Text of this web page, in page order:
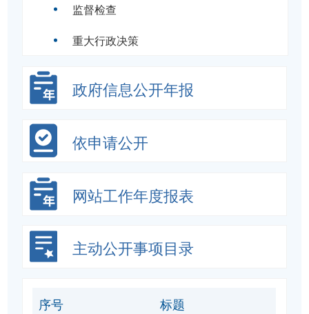
监督检查
重大行政决策
政府信息公开年报
依申请公开
网站工作年度报表
主动公开事项目录
序号 标题